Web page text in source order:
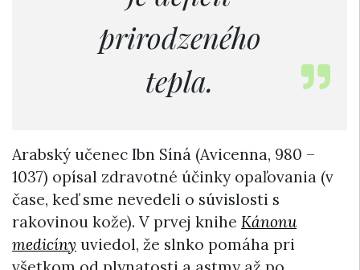
prirodzeného
tepla.
Arabský učenec Ibn Síná (Avicenna, 980 –
1037) opísal zdravotné účinky opaľovania (v
čase, keď sme nevedeli o súvislosti s
rakovinou kože). V prvej knihe Kánonu
medicíny uviedol, že slnko pomáha pri